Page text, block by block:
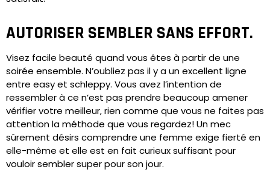
AUTORISER SEMBLER SANS EFFORT.
Visez facile beauté quand vous êtes à partir de une
soirée ensemble. N’oubliez pas il y a un excellent ligne
entre easy et schleppy. Vous avez l’intention de
ressembler à ce n’est pas prendre beaucoup amener
vérifier votre meilleur, rien comme que vous ne faites pas
attention la méthode que vous regardez! Un mec
sûrement désirs comprendre une femme exige fierté en
elle-même et elle est en fait curieux suffisant pour
vouloir sembler super pour son jour.